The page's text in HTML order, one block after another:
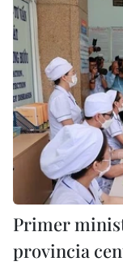
Primer
provincia